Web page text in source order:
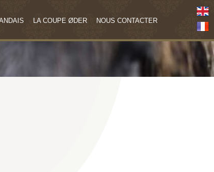
LA COUPE ØDER NOUS CONTACTER